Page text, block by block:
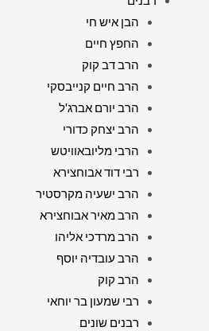
הבן איש חי
החפץ חיים
הרב דב קוק
הרב חיים קנייבסקי
הרב יורם אברג'ל
הרב יצחק כדורי
הרבי מליובאוויטש
רבי דוד אבוחצירא
הרב ישעיה מקרסטיר
הרב מאיר אבוחצירא
הרב מרדכי אליהו
הרב עובדיה יוסף
הרב קוק
רבי שמעון בר יוחאי
רבנים שונים